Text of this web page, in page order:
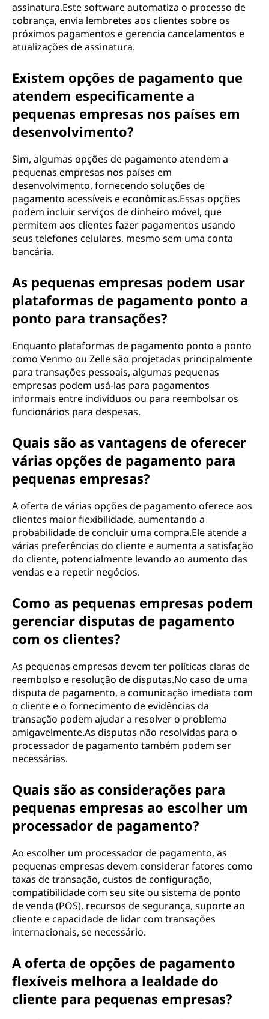
assinatura.Este software automatiza o processo de
cobrança, envia lembretes aos clientes sobre os
próximos pagamentos e gerencia cancelamentos e
atualizações de assinatura.
Existem opções de pagamento que
atendem especificamente a
pequenas empresas nos países em
desenvolvimento?
Sim, algumas opções de pagamento atendem a
pequenas empresas nos países em
desenvolvimento, fornecendo soluções de
pagamento acessíveis e econômicas.Essas opções
podem incluir serviços de dinheiro móvel, que
permitem aos clientes fazer pagamentos usando
seus telefones celulares, mesmo sem uma conta
bancária.
As pequenas empresas podem usar
plataformas de pagamento ponto a
ponto para transações?
Enquanto plataformas de pagamento ponto a ponto
como Venmo ou Zelle são projetadas principalmente
para transações pessoais, algumas pequenas
empresas podem usá-las para pagamentos
informais entre indivíduos ou para reembolsar os
funcionários para despesas.
Quais são as vantagens de oferecer
várias opções de pagamento para
pequenas empresas?
A oferta de várias opções de pagamento oferece aos
clientes maior flexibilidade, aumentando a
probabilidade de concluir uma compra.Ele atende a
várias preferências do cliente e aumenta a satisfação
do cliente, potencialmente levando ao aumento das
vendas e a repetir negócios.
Como as pequenas empresas podem
gerenciar disputas de pagamento
com os clientes?
As pequenas empresas devem ter políticas claras de
reembolso e resolução de disputas.No caso de uma
disputa de pagamento, a comunicação imediata com
o cliente e o fornecimento de evidências da
transação podem ajudar a resolver o problema
amigavelmente.As disputas não resolvidas para o
processador de pagamento também podem ser
necessárias.
Quais são as considerações para
pequenas empresas ao escolher um
processador de pagamento?
Ao escolher um processador de pagamento, as
pequenas empresas devem considerar fatores como
taxas de transação, custos de configuração,
compatibilidade com seu site ou sistema de ponto
de venda (POS), recursos de segurança, suporte ao
cliente e capacidade de lidar com transações
internacionais, se necessário.
A oferta de opções de pagamento
flexíveis melhora a lealdade do
cliente para pequenas empresas?